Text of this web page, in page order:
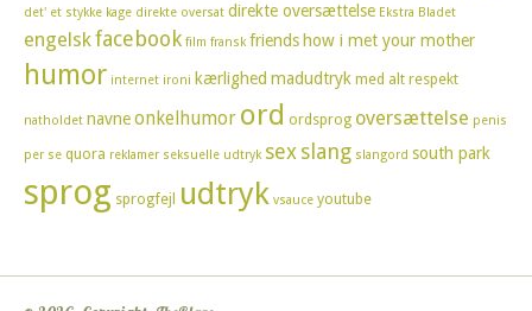
det' et stykke kage direkte oversat direkte oversættelse Ekstra Bladet
engelskfacebook film fransk friends how i met your mother
humor internet ironi kærlighed madudtryk med alt respekt
natholdet navneonkelhumor ord ordsprog oversættelse penis
per se quora reklamer seksuelle udtryk sexslang slangord south park
sprog sprogfejl udtryk vsauce youtube